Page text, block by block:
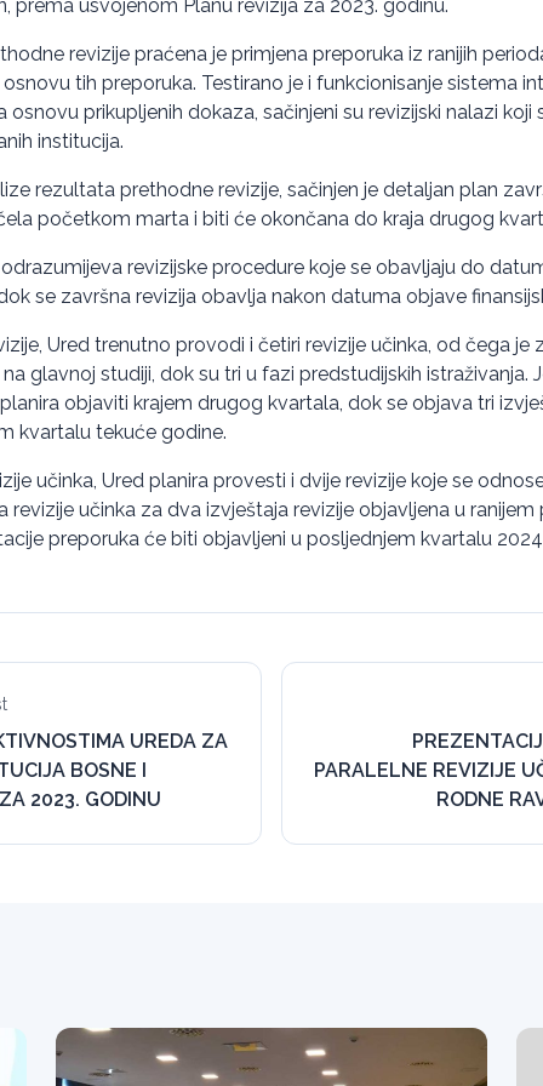
prema usvojenom Planu revizija za 2023. godinu.
revizije praćena je primjena preporuka iz ranijih
tih preporuka. Testirano je i funkcionisanje sistema
osnovu prikupljenih dokaza, sačinjeni su revizijski nalazi koji
institucija.
rezultata prethodne revizije, sačinjen je detaljan plan
početkom marta i biti će okončana do kraja drugog
revizijske procedure koje se obavljaju do
se završna revizija obavlja nakon datuma objave
Ured trenutno provodi i četiri revizije učinka, od čega je
glavnoj studiji, dok su tri u fazi predstudijskih istraživanja.
objaviti krajem drugog kvartala, dok se objava tri
kvartalu tekuće godine.
učinka, Ured planira provesti i dvije revizije koje se
revizije učinka za dva izvještaja revizije objavljena u ranijem
preporuka će biti objavljeni u posljednjem kvartalu
UREDA ZA
BOSNE I
2023. GODINU
PARALELNE REVIZIJE
RODNE